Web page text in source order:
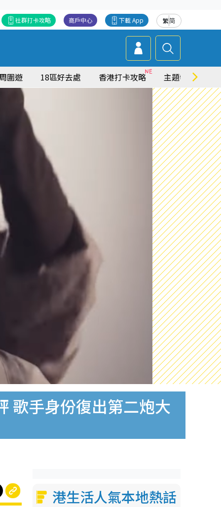
繁简
下載 App
商戶中心
社群打卡攻略
圍遊 18區好去處 香港打卡攻略 主題特集
歌手身份復出第二炮大
港生活人氣本地熱話